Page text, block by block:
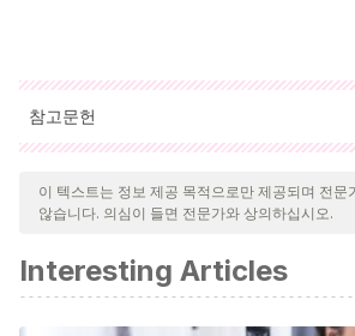
참고문헌
인용된 모든 출처는 우리 팀에 의해 집요하
신뢰성, 시대에 맞음 및 타당성을 보장하기
이 문서의 참고 문헌은 신뢰성이 있으며 학문
Naveed M et al.
between perinatal stomach capacity
이 텍스트는 정보 제공 목적으로만 제공되며 전문
않습니다. 의심이 들면 전문가와 상의하십시오.
Interesting Articles